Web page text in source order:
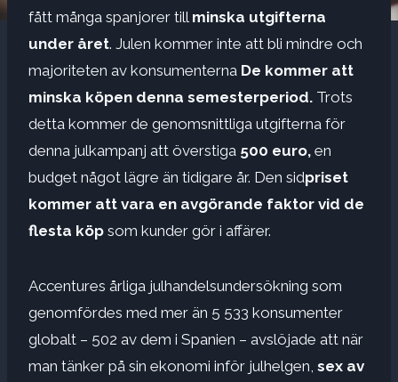
fått många spanjorer till minska utgifterna
under året. Julen kommer inte att bli mindre och
majoriteten av konsumenterna De kommer att
minska köpen denna semesterperiod. Trots
detta kommer de genomsnittliga utgifterna för
denna julkampanj att överstiga 500 euro, en
budget något lägre än tidigare år. Den sidpriset
kommer att vara en avgörande faktor vid de
flesta köp som kunder gör i affärer.
Accentures årliga julhandelsundersökning som
genomfördes med mer än 5 533 konsumenter
globalt – 502 av dem i Spanien – avslöjade att när
man tänker på sin ekonomi inför julhelgen, sex av